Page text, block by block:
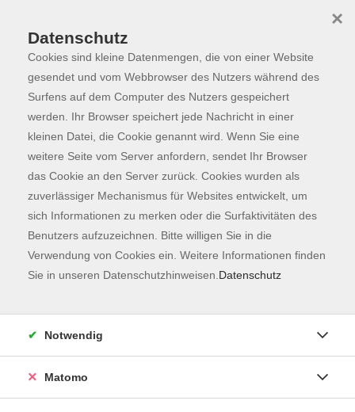
Skip to main content
Programm
Der Kurs konnte nicht gefunden werden.
Kontaktformular
Impressum
AGB
Datenschutzerklärung
Datenschutz
Cookies sind kleine Datenmengen, die von einer Website
gesendet und vom Webbrowser des Nutzers während des
Surfens auf dem Computer des Nutzers gespeichert
werden. Ihr Browser speichert jede Nachricht in einer
kleinen Datei, die Cookie genannt wird. Wenn Sie eine
weitere Seite vom Server anfordern, sendet Ihr Browser
das Cookie an den Server zurück. Cookies wurden als
zuverlässiger Mechanismus für Websites entwickelt, um
sich Informationen zu merken oder die Surfaktivitäten des
Benutzers aufzuzeichnen. Bitte willigen Sie in die
Verwendung von Cookies ein. Weitere Informationen finden
Sie in unseren Datenschutzhinweisen. Datenschutz
×
Notwendig
Matomo